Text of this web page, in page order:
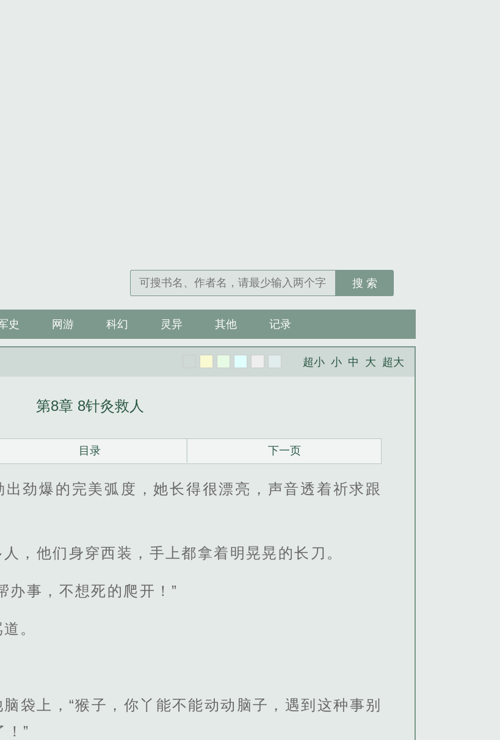
搜 索
史 网游 科幻 灵异 其他 记录
超小 小 中 大 超大
第8章 8针灸救人
目录 下一页
劲爆的完美弧度，她长得很漂亮，声音透着祈求跟
，他们身穿西装，手上都拿着明晃晃的长刀。
办事，不想死的爬开！”
。
袋上，“猴子，你丫能不能动动脑子，遇到这种事别
”